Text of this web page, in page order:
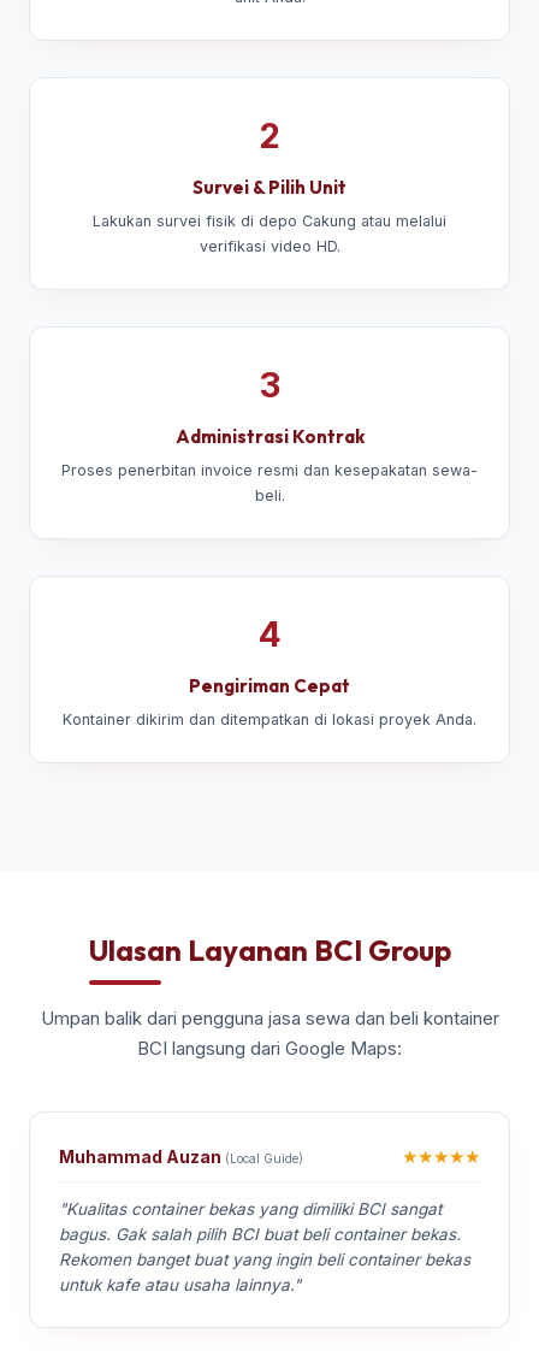
2
Survei & Pilih Unit
Lakukan survei fisik di depo Cakung atau melalui
verifikasi video HD.
3
Administrasi Kontrak
Proses penerbitan invoice resmi dan kesepakatan sewa-
beli.
4
Pengiriman Cepat
Kontainer dikirim dan ditempatkan di lokasi proyek Anda.
Ulasan Layanan BCI Group
Umpan balik dari pengguna jasa sewa dan beli kontainer
BCI langsung dari Google Maps:
Muhammad Auzan (Local Guide) ★★★★★
"Kualitas container bekas yang dimiliki BCI sangat
bagus. Gak salah pilih BCI buat beli container bekas.
Rekomen banget buat yang ingin beli container bekas
untuk kafe atau usaha lainnya."